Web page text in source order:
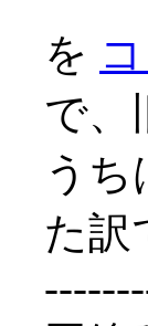
を
で、
うち
た